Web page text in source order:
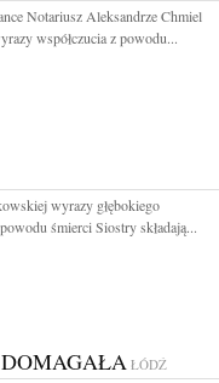
Notariusz Aleksandrze Chmiel
współczucia z powodu...
wyrazy głębokiego
śmierci Siostry składają...
ŁÓDŹ